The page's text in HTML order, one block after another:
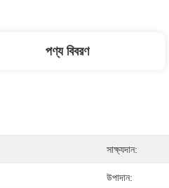
পণ্য বিবরণ
সাক্ষ্যদান:
উপাদান: